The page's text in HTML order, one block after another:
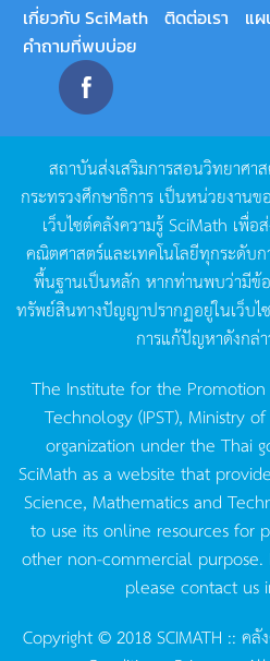
เกี่ยวกับ SciMath ติดต่อเรา
แผ
คำถามที่พบบ่อย
สถาบันส่งเสริมการสอนวิทยาศา
กระทรวงศึกษาธิการ เป็นหน่วยงานข
เว็บไซต์คลังความรู้SciMath เพื่อ
คณิตศาสตร์และเทคโนโลยีทุกระดับ
พื้นฐานเป็นหลัก หากท่านพบว่ามีข้
ทรัพย์สินทางปัญญาปรากฏอยู่ในเว็บไ
การแก้ปัญหาดังกล่า
The Institute for the
Technology (IPST), Ministry
organization under the Thai
SciMath as a website that
Science, Mathematics and
to use its online resources for
other non-commercial
please contact us
Copyright © 2018 SCIMATH :: ค